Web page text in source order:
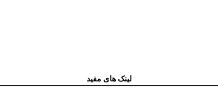
لینک های مفید